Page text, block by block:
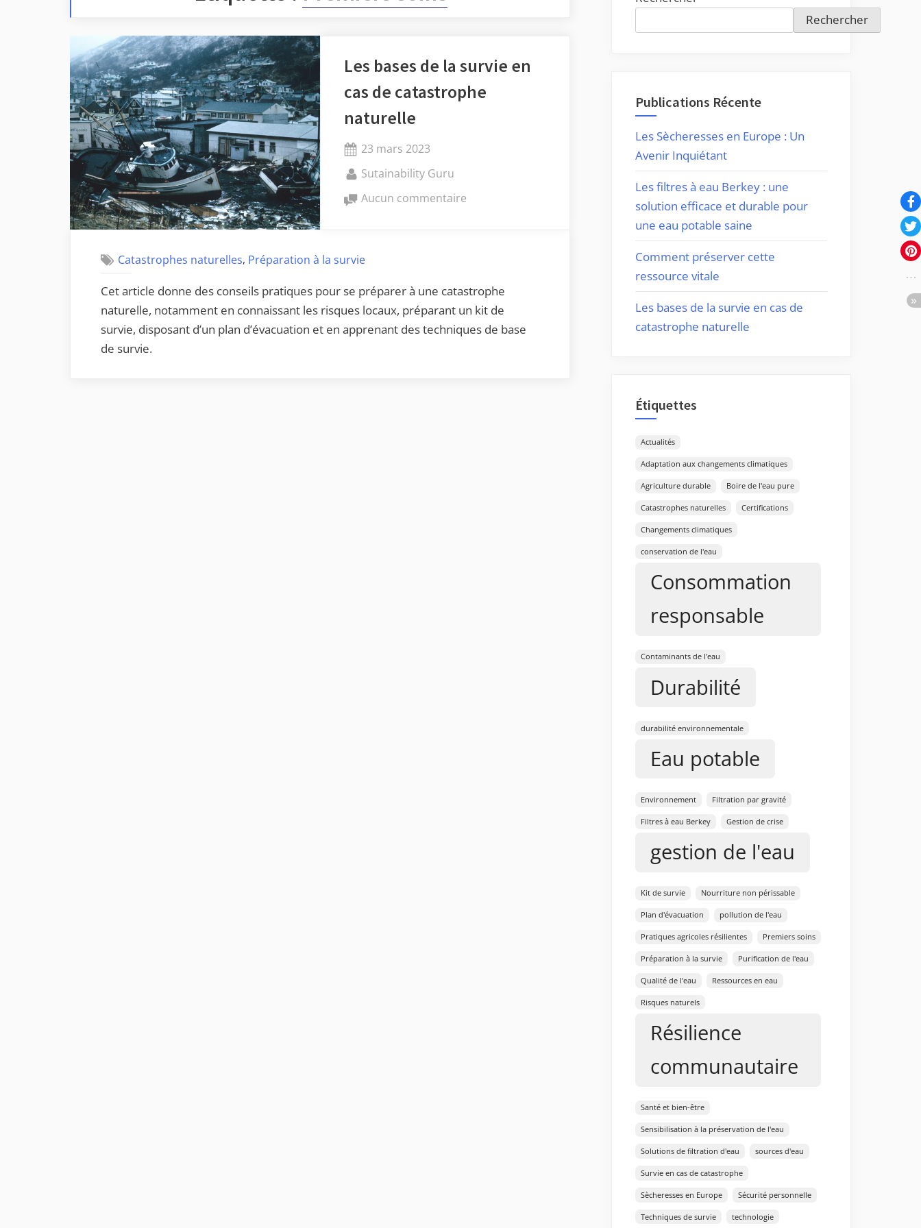
Les bases de la survie en
cas de catastrophe
naturelle
Posted
on
23 mars 2023
By
Sutainability Guru
Aucun commentairesur
survie
en
cas
Catastrophes naturelles, Préparation à la survie
Cet article donne des conseils pratiques pour se préparer à une catastrophe
naturelle, notamment en connaissant les risques locaux, préparant un kit de
survie, disposant d’un plan d’évacuation et en apprenant des techniques de base
de survie.
Rechercher
Publications Récente
Les Sècheresses en Europe : Un
Avenir Inquiétant
Les filtres à eau Berkey : une
solution efficace et durable pour
une eau potable saine
Comment préserver cette
ressource vitale
Les bases de la survie en cas de
catastrophe naturelle
Étiquettes
Actualités
Adaptation aux changements climatiques
Agriculture durable Boire de l'eau pure
Catastrophes naturelles Certifications
Changements climatiques
conservation de l'eau
Consommation
responsable
Contaminants de l'eau
Durabilité
durabilité environnementale
Eau potable
Environnement Filtration par gravité
Filtres à eau Berkey Gestion de crise
gestion de l'eau
Kit de survie Nourriture non périssable
Plan d'évacuation pollution de l'eau
Pratiques agricoles résilientes Premiers soins
Préparation à la survie Purification de l'eau
Qualité de l'eau Ressources en eau
Risques naturels
Résilience
communautaire
Santé et bien-être
Sensibilisation à la préservation de l'eau
Solutions de filtration d'eau sources d'eau
Survie en cas de catastrophe
Sècheresses en Europe Sécurité personnelle
Techniques de survie technologie